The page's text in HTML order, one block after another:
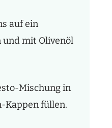
auf ein
und mit Olivenöl
Mischung in
Kappen füllen.